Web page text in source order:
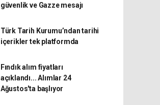
güvenlik ve Gazze mesajı
Türk Tarih Kurumu’ndan tarihi
içerikler tek platformda
Fındık alım fiyatları
açıklandı... Alımlar 24
Ağustos'ta başlıyor